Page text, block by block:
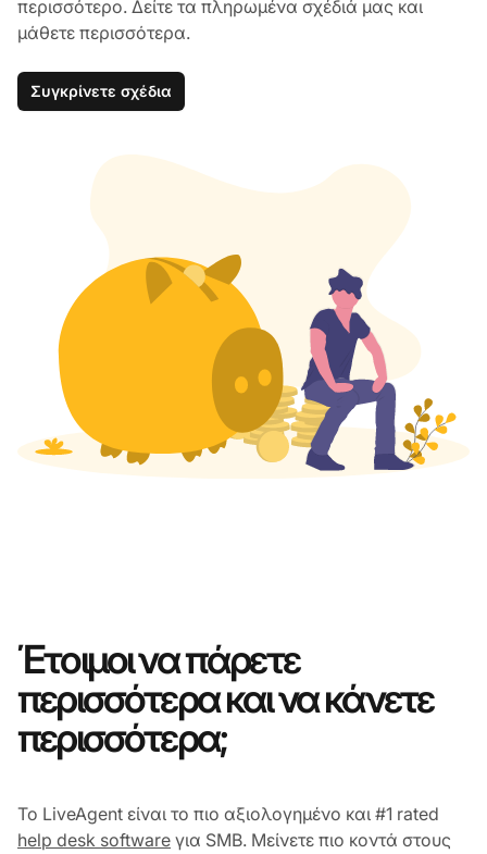
περισσότερο. Δείτε τα πληρωμένα σχέδιά μας και
μάθετε περισσότερα.
Συγκρίνετε σχέδια
Έτοιμοι να πάρετε
περισσότερα και να κάνετε
περισσότερα;
Το LiveAgent είναι το πιο αξιολογημένο και #1 rated
help desk software για SMB. Μείνετε πιο κοντά στους